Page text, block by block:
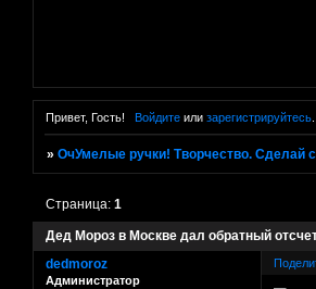
Привет, Гость! Войдитеили зарегистрируйтесь.
»ОчУмелые ручки! Творчество. Сделай
Дед Мороз в Москве дал обратный
Страница:1
dedmoroz
Администратор